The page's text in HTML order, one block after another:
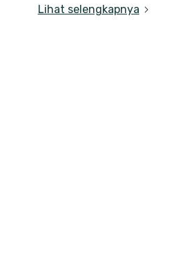
Lihat selengkapnya